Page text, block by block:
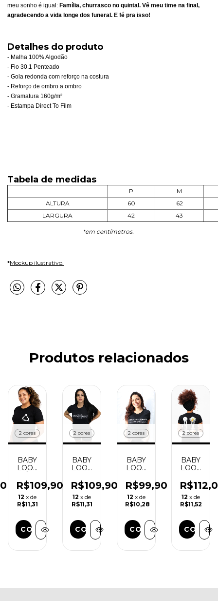
meu sonho é igual: Família, churrasco no quintal. Vê meu time na final,
agradecendo a vida longe dos funeral. E fé pra isso!
Detalhes do produto
- Malha 100% Algodão
- Fio 30.1 Penteado
- Gola redonda com reforço na costura
- Reforço de ombro a ombro
- Gramatura 160g/m²
- Estampa Direct To Film
Tabela de medidas
P
M
ALTURA
60
62
LARGURA
42 43
*em centímetros.
*Mockup ilustrativo.
Produtos relacionados
2 cores
BABY
LOOK
hino
R$109,90
12 x de
R$11,31
COMPRAR
2 cores
BABY
LOOK
Onde
passa
deixa
encanto
R$109,90
12 x de
R$11,31
COMPRAR
2 cores
BABY
LOOK
Final
dos
sonhos
R$99,90
12 x de
R$10,28
COMPRAR
2 cores
BABY
LOOK
Campeão
dos
campeões
12 x de
R$11,52